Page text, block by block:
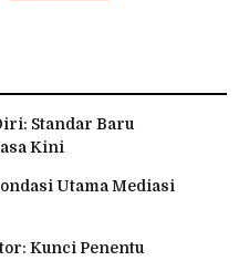
Standar Baru
Kini
Utama Mediasi
Kunci Penentu